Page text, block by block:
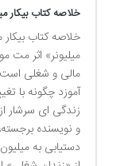
خلاصه کتاب
خلاصه کتاب
میلیونر» اثر مت
مالی و شغلی است.
آموزد چگونه با
زندگی ای سرشار
و نویسنده
دستیابی به